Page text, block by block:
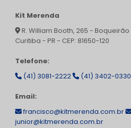
Kit Merenda
R. William Booth, 265 - Boqueirão
Curitiba - PR - CEP: 81650-120
Telefone:
(41) 3081-2222
(41) 3402-0330
Email:
francisco@kitmerenda.com.br
junior@kitmerenda.com.br